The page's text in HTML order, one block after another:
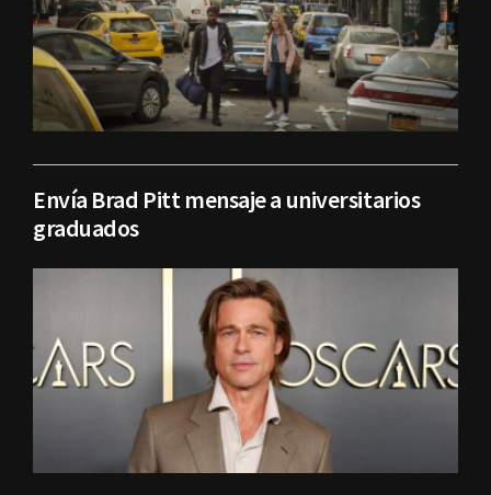
Envía Brad Pitt mensaje a universitarios
graduados